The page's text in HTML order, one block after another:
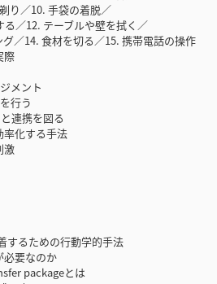
／10. 手袋の着脱／
12. テーブルや壁を拭く／
14. 食材を切る／15. 携帯電話の操作
際
メント
行う
携を図る
化する手法
激
るための行動学的手法
要なのか
packageとは